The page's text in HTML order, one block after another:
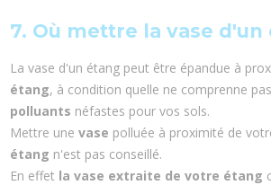
7. Où mettre la vase d'un
La vase d'un étang peut être épandue à
étang, à condition quelle ne comprenne
polluants néfastes pour vos sols.
Mettre unevase polluée à proximité de
étang n'est pas conseillé.
En effet la vase extraite de votre étang